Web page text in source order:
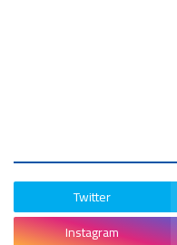
Twitter
Instagram